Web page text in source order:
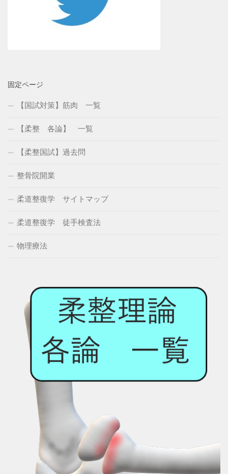
固定ページ
【国試対策】筋肉 一覧
【柔整 各論】 一覧
【柔整国試】過去問
整骨院開業
柔道整復学 サイトマップ
柔道整復学 徒手検査法
物理療法